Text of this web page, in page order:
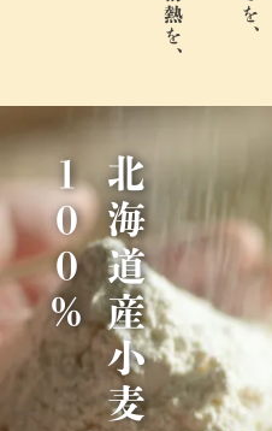
北
海
道
産
小
麦
1
0
0
％